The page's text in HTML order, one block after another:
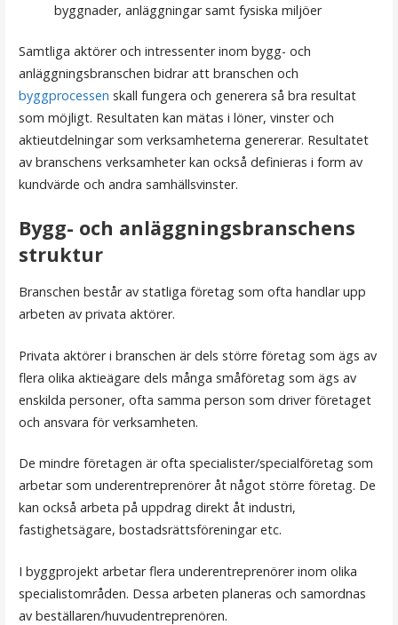
byggnader, anläggningar samt fysiska miljöer
Samtliga aktörer och intressenter inom bygg- och
anläggningsbranschen bidrar att branschen och
byggprocessen skall fungera och generera så bra resultat
som möjligt. Resultaten kan mätas i löner, vinster och
aktieutdelningar som verksamheterna genererar. Resultatet
av branschens verksamheter kan också definieras i form av
kundvärde och andra samhällsvinster.
Bygg- och anläggningsbranschens
struktur
Branschen består av statliga företag som ofta handlar upp
arbeten av privata aktörer.
Privata aktörer i branschen är dels större företag som ägs av
flera olika aktieägare dels många småföretag som ägs av
enskilda personer, ofta samma person som driver företaget
och ansvara för verksamheten.
De mindre företagen är ofta specialister/specialföretag som
arbetar som underentreprenörer åt något större företag. De
kan också arbeta på uppdrag direkt åt industri,
fastighetsägare, bostadsrättsföreningar etc.
I byggprojekt arbetar flera underentreprenörer inom olika
specialistområden. Dessa arbeten planeras och samordnas
av beställaren/huvudentreprenören.